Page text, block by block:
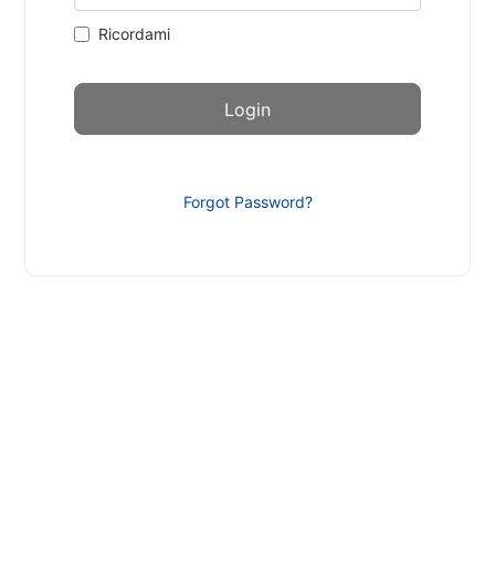
Ricordami
Forgot Password?